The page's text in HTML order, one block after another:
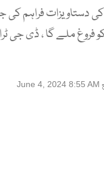
دستاویزات فراہم کی
فروغ ملے گا ، ڈی جی
June 4, 2024 8:55 AM